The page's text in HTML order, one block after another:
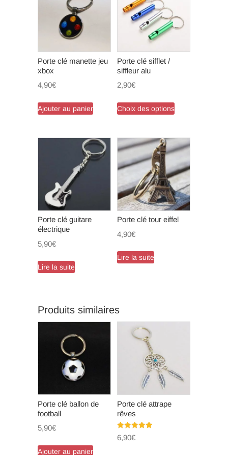
Porte clé manette jeu
xbox
4,90€
Ajouter au panier
Porte clé sifflet /
siffleur alu
2,90€
Choix des optionsproduit
plusieurs
variations.
Les
options
peuvent
être
choisies
sur
Porte clé guitare
électrique
5,90€
Lire la suite
Porte clé tour eiffel
4,90€
Lire la suite
Produits similaires
Porte clé ballon de
football
5,90€
Ajouter au panier
Porte clé attrape
rêves
Note
5.00
6,90€